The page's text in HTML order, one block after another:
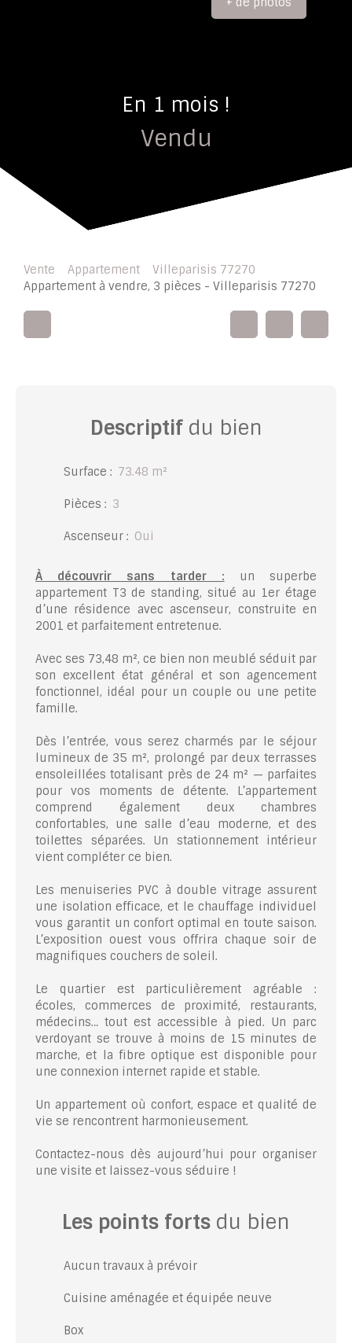
En 1 mois !
Vendu
Vente Appartement
Villeparisis 77270
Appartement à vendre, 3 pièces - Villeparisis 77270
Descriptifdu bien
Surface : 73.48 m²
Pièces : 3
Ascenseur : Oui
À découvrir sans tarder : un superbe
appartement T3 de standing, situé au 1er étage
d’une résidence avec ascenseur, construite en
2001 et parfaitement entretenue.
Avec ses 73,48 m², ce bien non meublé séduit par
son excellent état général et son agencement
fonctionnel, idéal pour un couple ou une petite
famille.
Dès l’entrée, vous serez charmés par le séjour
lumineux de 35 m², prolongé par deux terrasses
ensoleillées totalisant près de 24 m² — parfaites
pour vos moments de détente. L’appartement
comprend également deux chambres
confortables, une salle d’eau moderne, et des
toilettes séparées. Un stationnement intérieur
vient compléter ce bien.
Les menuiseries PVC à double vitrage assurent
une isolation efficace, et le chauffage individuel
vous garantit un confort optimal en toute saison.
L’exposition ouest vous offrira chaque soir de
magnifiques couchers de soleil.
Le quartier est particulièrement agréable :
écoles, commerces de proximité, restaurants,
médecins… tout est accessible à pied. Un parc
verdoyant se trouve à moins de 15 minutes de
marche, et la fibre optique est disponible pour
une connexion internet rapide et stable.
Un appartement où confort, espace et qualité de
vie se rencontrent harmonieusement.
Contactez-nous dès aujourd’hui pour organiser
une visite et laissez-vous séduire !
Les points forts du bien
Aucun travaux à prévoir
Cuisine aménagée et équipée neuve
Box